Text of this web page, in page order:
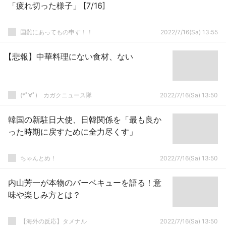
「疲れ切った様子」 [7/16]
国難にあってもの申す！！ 2022/7/16(Sa) 13:55
【悲報】中華料理にない食材、ない
(*ﾟ∀ﾟ)ゞカガクニュース隊 2022/7/16(Sa) 13:50
韓国の新駐日大使、日韓関係を「最も良か
った時期に戻すために全力尽くす」
ちゃんとめ！ 2022/7/16(Sa) 13:50
内山芳一が本物のバーベキューを語る！意
味や楽しみ方とは？
【海外の反応】タメナル 2022/7/16(Sa) 13:50